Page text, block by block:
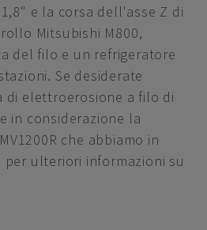
e la corsa dell'asse Z di
Mitsubishi M800,
del filo e un refrigeratore
Se desiderate
elettroerosione a filo di
in considerazione la
che abbiamo in
ulteriori informazioni su